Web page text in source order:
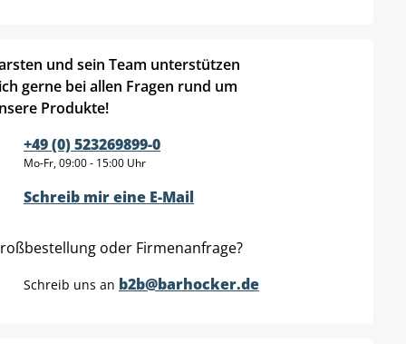
und sein Team unterstützen
gerne bei allen Fragen rund um
Produkte!
+49 (0) 523269899-0
Mo-Fr, 09:00 - 15:00 Uhr
Schreib mir eine E-Mail
oder Firmenanfrage?
Schreib uns an b2b@barhocker.de